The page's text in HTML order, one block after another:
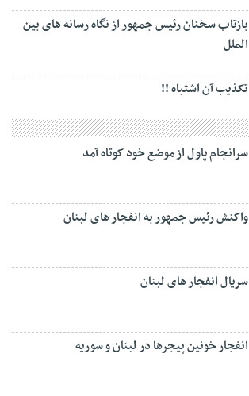
بازتاب سخنان رئیس جمهور از نگاه رسانه های بین
الملل
تکذیب آن اشتباه !!
سرانجام پاول از موضع خود کوتاه آمد
واکنش رئیس جمهور به انفجار های لبنان
سریال انفجار های لبنان
انفجار خونین پیجرها در لبنان و سوریه